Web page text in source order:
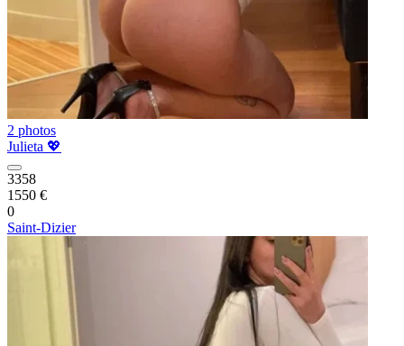
2 photos
Julieta 💖
3358
1550 €
0
Saint-Dizier